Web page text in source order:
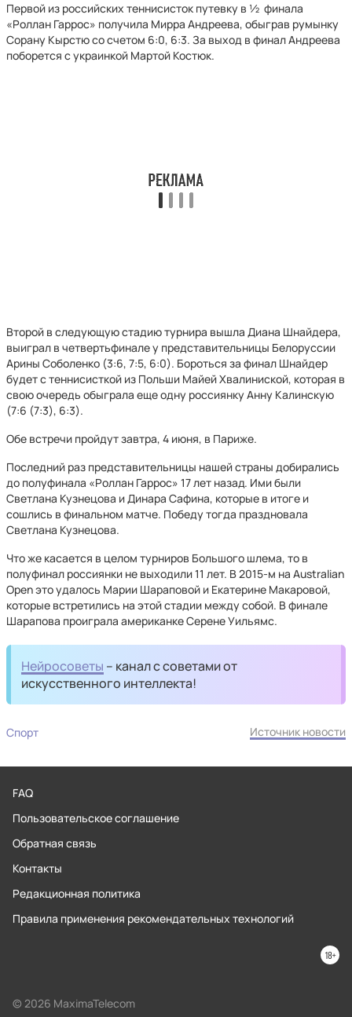
Первой из российских теннисисток путевку в ½ финала
«Роллан Гаррос» получила Мирра Андреева, обыграв румынку
Сорану Кырстю со счетом 6:0, 6:3. За выход в финал Андреева
поборется с украинкой Мартой Костюк.
Второй в следующую стадию турнира вышла Диана Шнайдера,
выиграл в четвертьфинале у представительницы Белоруссии
Арины Соболенко (3:6, 7:5, 6:0). Бороться за финал Шнайдер
будет с теннисисткой из Польши Майей Хвалиниской, которая в
свою очередь обыграла еще одну россиянку Анну Калинскую
(7:6 (7:3), 6:3).
Обе встречи пройдут завтра, 4 июня, в Париже.
Последний раз представительницы нашей страны добирались
до полуфинала «Роллан Гаррос» 17 лет назад. Ими были
Светлана Кузнецова и Динара Сафина, которые в итоге и
сошлись в финальном матче. Победу тогда праздновала
Светлана Кузнецова.
Что же касается в целом турниров Большого шлема, то в
полуфинал россиянки не выходили 11 лет. В 2015-м на Australian
Open это удалось Марии Шараповой и Екатерине Макаровой,
которые встретились на этой стадии между собой. В финале
Шарапова проиграла американке Серене Уильямс.
Нейросоветы – канал с советами от
искусственного интеллекта!
Спорт Источник новости
FAQ
Пользовательское соглашение
Обратная связь
Контакты
Редакционная политика
Правила применения рекомендательных технологий
© 2026 MaximaTelecom